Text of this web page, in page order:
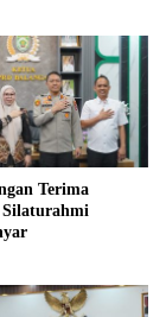
Terima